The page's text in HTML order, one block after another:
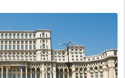
תקנון
נגישות